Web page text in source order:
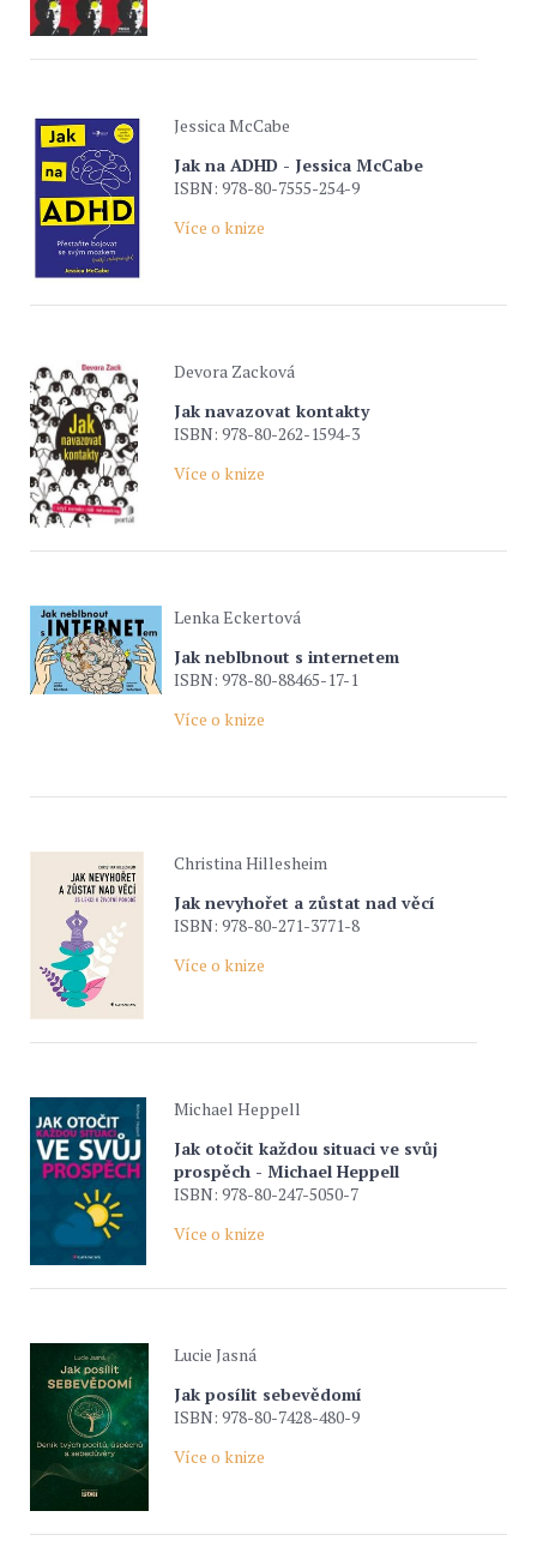
Jessica McCabe
Jak na ADHD - Jessica McCabe
ISBN: 978-80-7555-254-9
Více o knize
Devora Zacková
Jak navazovat kontakty
ISBN: 978-80-262-1594-3
Více o knize
Lenka Eckertová
Jak neblbnout s internetem
ISBN: 978-80-88465-17-1
Více o knize
Christina Hillesheim
Jak nevyhořet a zůstat nad věcí
ISBN: 978-80-271-3771-8
Více o knize
Michael Heppell
Jak otočit každou situaci ve svůj
prospěch - Michael Heppell
ISBN: 978-80-247-5050-7
Více o knize
Lucie Jasná
Jak posílit sebevědomí
ISBN: 978-80-7428-480-9
Více o knize